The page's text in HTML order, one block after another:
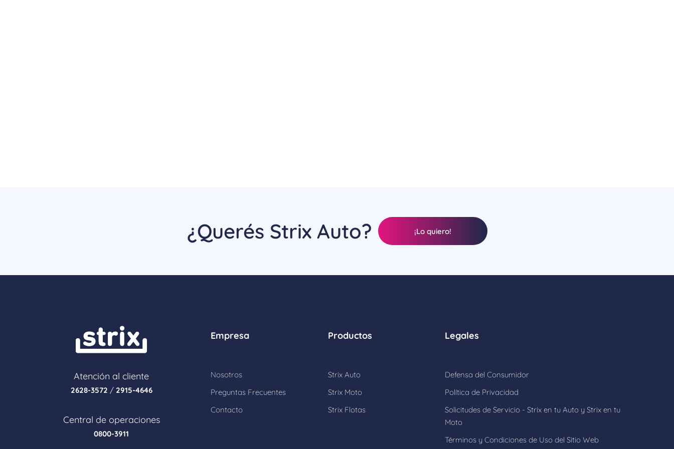
¿Querés Strix Auto? ¡Lo quiero!
Atención al cliente
2628-3572 /2915-4646
Central de operaciones
0800-3911
Empresa
Nosotros
Preguntas Frecuentes
Contacto
Productos
Strix Auto
Strix Moto
Strix Flotas
Legales
Defensa del Consumidor
Política de Privacidad
Solicitudes de Servicio - Strix en tu Auto y Strix en tu
Moto
Términos y Condiciones de Uso del Sitio Web